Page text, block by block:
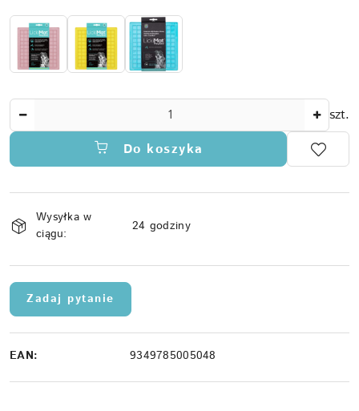
szt.
Do koszyka
i
dostawa
Wysyłka w
ciągu:
24 godziny
Zadaj pytanie
EAN: 9349785005048